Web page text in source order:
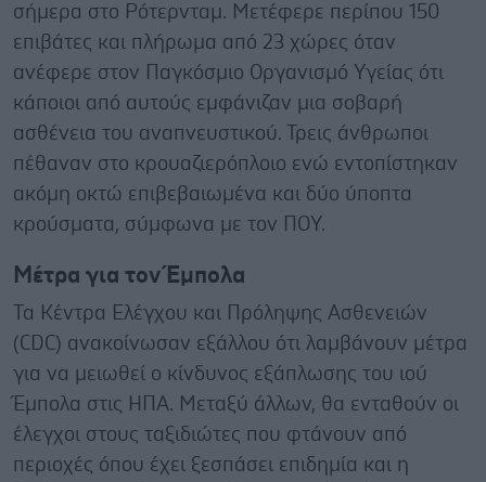
σήμερα στο Ρότερνταμ. Μετέφερε περίπου 150
επιβάτες και πλήρωμα από 23 χώρες όταν
ανέφερε στον Παγκόσμιο Οργανισμό Υγείας ότι
κάποιοι από αυτούς εμφάνιζαν μια σοβαρή
ασθένεια του αναπνευστικού. Τρεις άνθρωποι
πέθαναν στο κρουαζιερόπλοιο ενώ εντοπίστηκαν
ακόμη οκτώ επιβεβαιωμένα και δύο ύποπτα
κρούσματα, σύμφωνα με τον ΠΟΥ.
Μέτρα για τον Έμπολα
Τα Κέντρα Ελέγχου και Πρόληψης Ασθενειών
(CDC) ανακοίνωσαν εξάλλου ότι λαμβάνουν μέτρα
για να μειωθεί ο κίνδυνος εξάπλωσης του ιού
Έμπολα στις ΗΠΑ. Μεταξύ άλλων, θα ενταθούν οι
έλεγχοι στους ταξιδιώτες που φτάνουν από
περιοχές όπου έχει ξεσπάσει επιδημία και η